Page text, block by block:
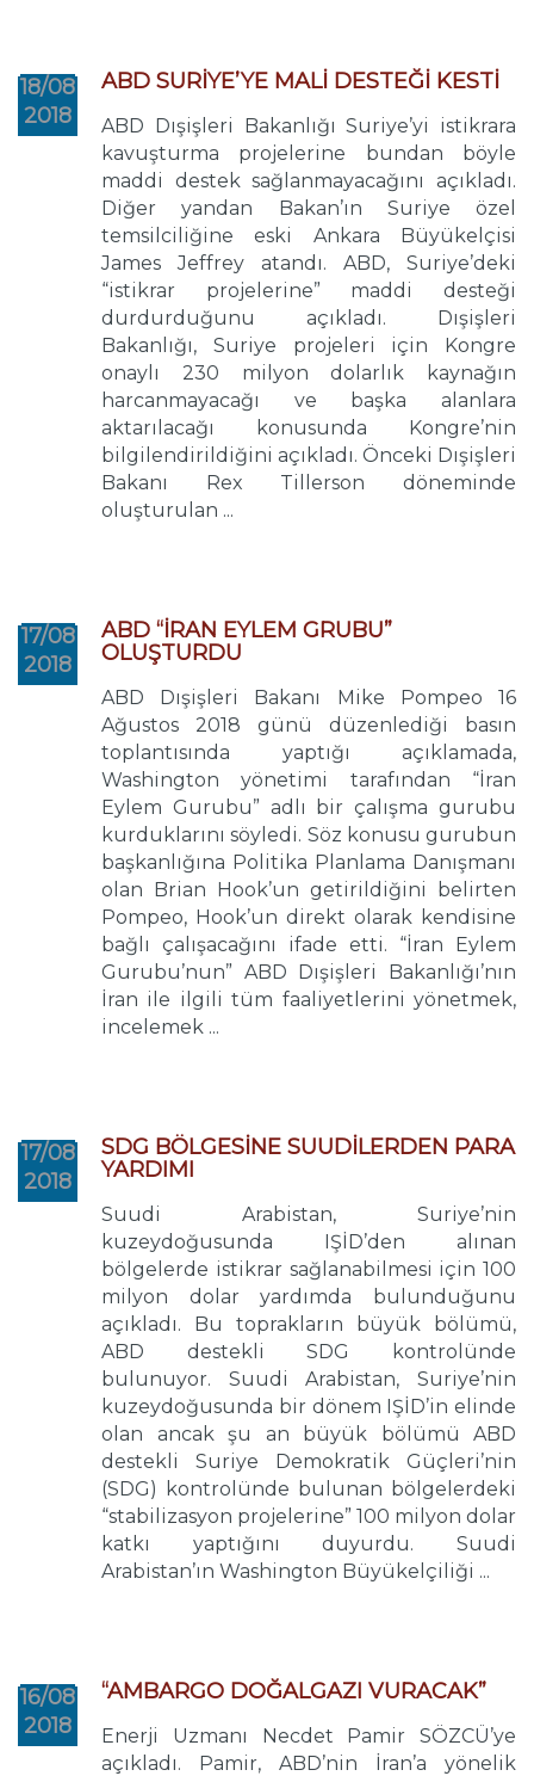
18/08
2018
ABD SURİYE’YE MALİ DESTEĞİ KESTİ
ABD Dışişleri Bakanlığı Suriye’yi istikrara
kavuşturma projelerine bundan böyle
maddi destek sağlanmayacağını açıkladı.
Diğer yandan Bakan’ın Suriye özel
temsilciliğine eski Ankara Büyükelçisi
James Jeffrey atandı. ABD, Suriye’deki
“istikrar projelerine” maddi desteği
durdurduğunu açıkladı. Dışişleri
Bakanlığı, Suriye projeleri için Kongre
onaylı 230 milyon dolarlık kaynağın
harcanmayacağı ve başka alanlara
aktarılacağı konusunda Kongre’nin
bilgilendirildiğini açıkladı. Önceki Dışişleri
Bakanı Rex Tillerson döneminde
oluşturulan ...
17/08
2018
ABD “İRAN EYLEM GRUBU”
OLUŞTURDU
ABD Dışişleri Bakanı Mike Pompeo 16
Ağustos 2018 günü düzenlediği basın
toplantısında yaptığı açıklamada,
Washington yönetimi tarafından “İran
Eylem Gurubu” adlı bir çalışma gurubu
kurduklarını söyledi. Söz konusu gurubun
başkanlığına Politika Planlama Danışmanı
olan Brian Hook’un getirildiğini belirten
Pompeo, Hook’un direkt olarak kendisine
bağlı çalışacağını ifade etti. “İran Eylem
Gurubu’nun” ABD Dışişleri Bakanlığı’nın
İran ile ilgili tüm faaliyetlerini yönetmek,
incelemek ...
17/08
2018
SDG BÖLGESİNE SUUDİLERDEN PARA
YARDIMI
Suudi Arabistan, Suriye’nin
kuzeydoğusunda IŞİD’den alınan
bölgelerde istikrar sağlanabilmesi için 100
milyon dolar yardımda bulunduğunu
açıkladı. Bu toprakların büyük bölümü,
ABD destekli SDG kontrolünde
bulunuyor. Suudi Arabistan, Suriye’nin
kuzeydoğusunda bir dönem IŞİD’in elinde
olan ancak şu an büyük bölümü ABD
destekli Suriye Demokratik Güçleri’nin
(SDG) kontrolünde bulunan bölgelerdeki
“stabilizasyon projelerine” 100 milyon dolar
katkı yaptığını duyurdu. Suudi
Arabistan’ın Washington Büyükelçiliği ...
16/08
2018
“AMBARGO DOĞALGAZI VURACAK”
Enerji Uzmanı Necdet Pamir SÖZCÜ’ye
açıkladı. Pamir, ABD’nin İran’a yönelik